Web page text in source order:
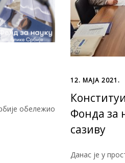
обележио
12. МАЈА 2021.
Фонда за
сазиву
Данас је у